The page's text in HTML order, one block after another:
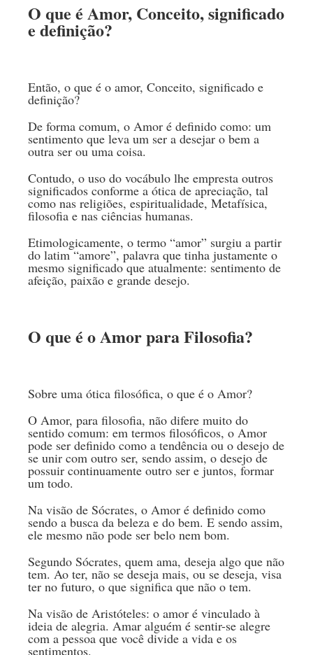
O que é Amor, Conceito, significado
e definição?
Então, o que é o amor, Conceito, significado e
definição?
De forma comum, o Amor é definido como: um
sentimento que leva um ser a desejar o bem a
outra ser ou uma coisa.
Contudo, o uso do vocábulo lhe empresta outros
significados conforme a ótica de apreciação, tal
como nas religiões, espiritualidade, Metafísica,
filosofia e nas ciências humanas.
Etimologicamente, o termo “amor” surgiu a partir
do latim “amore”, palavra que tinha justamente o
mesmo significado que atualmente: sentimento de
afeição, paixão e grande desejo.
O que é o Amor para Filosofia?
Sobre uma ótica filosófica, o que é o Amor?
O Amor, para filosofia, não difere muito do
sentido comum: em termos filosóficos, o Amor
pode ser definido como a tendência ou o desejo de
se unir com outro ser, sendo assim, o desejo de
possuir continuamente outro ser e juntos, formar
um todo.
Na visão de Sócrates, o Amor é definido como
sendo a busca da beleza e do bem. E sendo assim,
ele mesmo não pode ser belo nem bom.
Segundo Sócrates, quem ama, deseja algo que não
tem. Ao ter, não se deseja mais, ou se deseja, visa
ter no futuro, o que significa que não o tem.
Na visão de Aristóteles: o amor é vinculado à
ideia de alegria. Amar alguém é sentir-se alegre
com a pessoa que você divide a vida e os
sentimentos.